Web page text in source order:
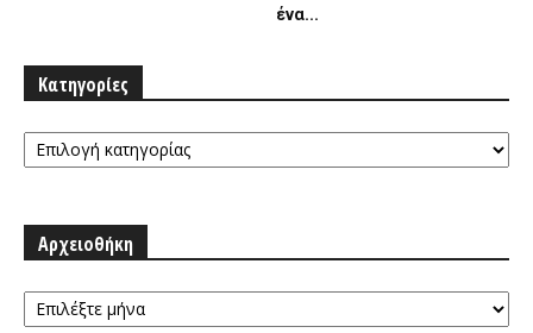
ένα...
Κατηγορίες
Κατηγορίες
Αρχειοθήκη
Αρχειοθήκη